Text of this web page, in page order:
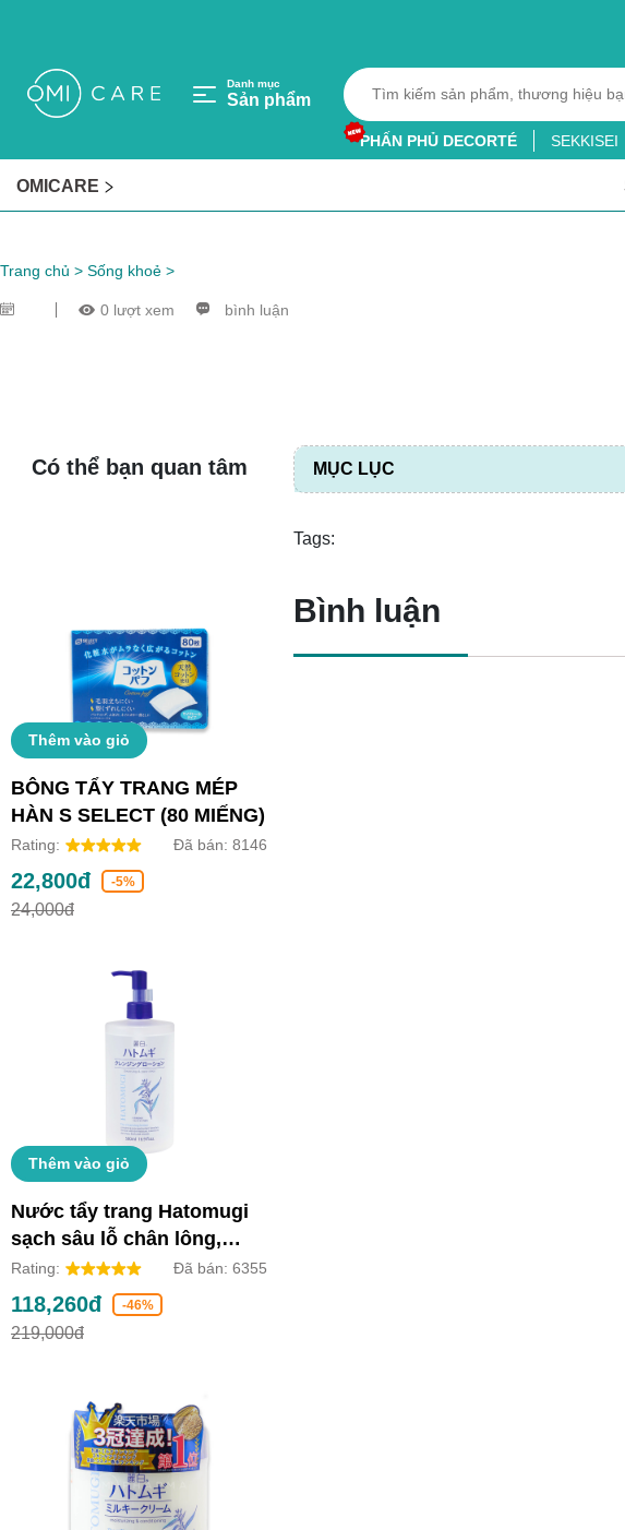
Danh mục
Sản phẩm
PHẤN PHỦ DECORTÉ SEKKISEI
OMICARE
Trang chủ > Sống khoẻ >
0 lượt xem bình luận
Có thể bạn quan tâm
Thêm vào giỏ
BÔNG TẨY TRANG MÉP
HÀN S SELECT (80 MIẾNG)
Rating: Đã bán: 8146
22,800đ -5%
24,000đ
Thêm vào giỏ
Nước tẩy trang Hatomugi
sạch sâu lỗ chân lông,
dưỡng ẩm và làm sáng da
(Chai 500ml)
Rating: Đã bán: 6355
118,260đ -46%
219,000đ
MỤC LỤC
Tags:
Bình luận